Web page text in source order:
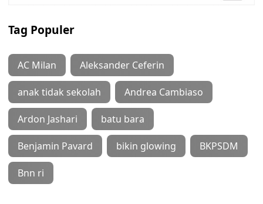
Tag Populer
AC Milan Aleksander Ceferin
anak tidak sekolah Andrea Cambiaso
Ardon Jashari batu bara
Benjamin Pavard bikin glowing BKPSDM
Bnn ri